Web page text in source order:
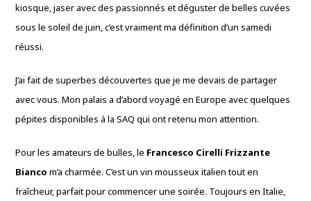
kiosque, jaser avec des passionnés et déguster de belles cuvées
sous le soleil de juin, c’est vraiment ma définition d’un samedi
réussi.
J’ai fait de superbes découvertes que je me devais de partager
avec vous. Mon palais a d’abord voyagé en Europe avec quelques
pépites disponibles à la SAQ qui ont retenu mon attention.
Pour les amateurs de bulles, le Francesco Cirelli Frizzante
Bianco m’a charmée. C’est un vin mousseux italien tout en
fraîcheur, parfait pour commencer une soirée. Toujours en Italie,